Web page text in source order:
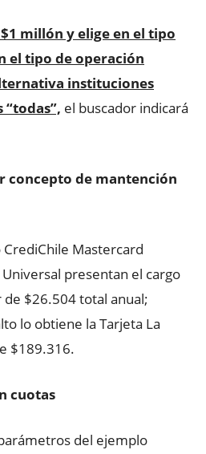
millón y elige en el tipo
el tipo de operación
instituciones
el buscador indicará
concepto de mantención
Mastercard
presentan el cargo
de $26.504 total anual;
lo obtiene la Tarjeta La
$189.316.
cuotas
del ejemplo